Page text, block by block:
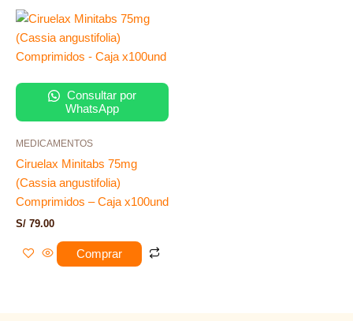
Consultar por
WhatsApp
MEDICAMENTOS
Ciruelax Minitabs 75mg
(Cassia angustifolia)
Comprimidos – Caja x100und
S/ 79.00
Comprar